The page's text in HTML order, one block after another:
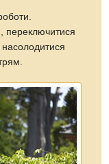
переключитися